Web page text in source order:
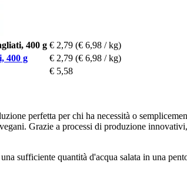
400 g € 2,79 (€ 6,98 / kg)
400 g
€ 2,79 (€ 6,98 / kg)
€ 5,58
perfetta per chi ha necessità o
Grazie a processi di produzione
sufficiente quantità d'acqua salata in una